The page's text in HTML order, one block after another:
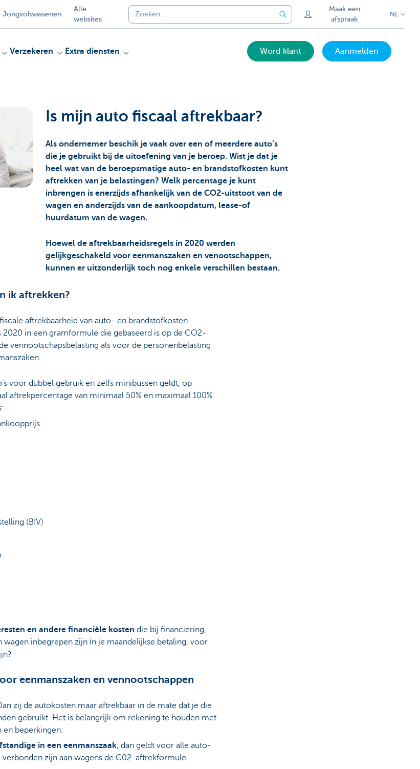
Jongvolwassenen
Alle
websites
Maak een
afspraak
NL
Verzekeren Extra diensten Word klant Aanmelden
Is mijn auto fiscaal aftrekbaar?
Als ondernemer beschik je vaak over een of meerdere auto’s
die je gebruikt bij de uitoefening van je beroep. Wist je dat je
heel wat van de beroepsmatige auto- en brandstofkosten kunt
aftrekken van je belastingen? Welk percentage je kunt
inbrengen is enerzijds afhankelijk van de CO2-uitstoot van de
wagen en anderzijds van de aankoopdatum, lease-of
huurdatum van de wagen.
Hoewel de aftrekbaarheidsregels in 2020 werden
gelijkgeschakeld voor eenmanszaken en venootschappen,
kunnen er uitzonderlijk toch nog enkele verschillen bestaan.
ik aftrekken?
aftrekbaarheid van auto- en brandstofkosten
in een gramformule die gebaseerd is op de CO2-
vennootschapsbelasting als voor de personenbelasting
voor dubbel gebruik en zelfs minibussen geldt, op
aftrekpercentage van minimaal 50% en maximaal 100%.
(BIV)
en andere financiële kosten die bij financiering,
wagen inbegrepen zijn in je maandelijkse betaling, voor
eenmanszaken en vennootschappen
zij de autokosten maar aftrekbaar in de mate dat je die
gebruikt. Het is belangrijk om rekening te houden met
beperkingen:
in een eenmanszaak, dan geldt voor alle auto-
zijn aan wagens de C02-aftrekformule.